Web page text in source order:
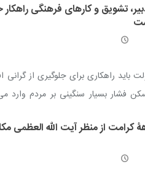
تشویق و کارهای فرهنگی
باید راهکاری برای جلوگیری از گرانی
فشار بسیار سنگینی بر مردم وارد
مردم دارد / هرچند کارهای
کرامت از منظر آیت الله العظمی